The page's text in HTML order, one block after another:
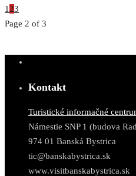
1 23
Page 2 of 3
Kontakt
Turistické informačné
Námestie SNP 1 (budova
974 01 Banská Bystrica
tic@banskabystrica.sk
www.visitbanskabystrica.sk